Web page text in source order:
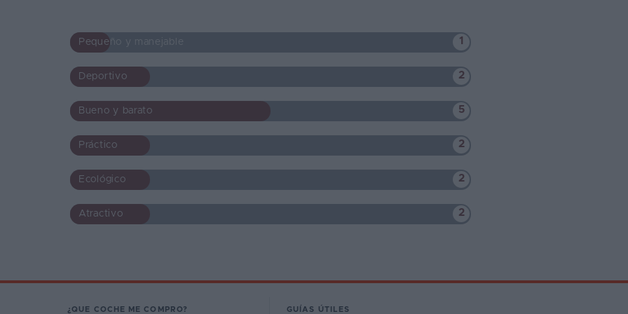
Pequeño y manejable 1
Deportivo 2
Bueno y barato 5
Práctico 2
Ecológico 2
Atractivo 2
¿QUE COCHE ME COMPRO? GUÍAS ÚTILES